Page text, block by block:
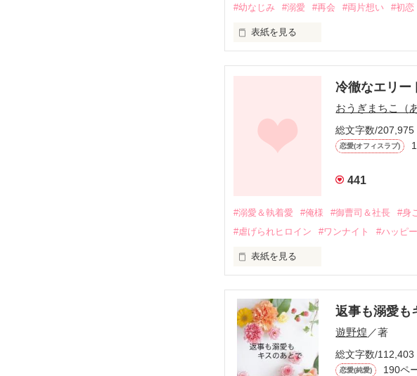
#幼なじみ #溺愛 #再会 #両片想い #初恋
表紙を見る
しかし、ある出来事をきっかけに二人
関係修復もできないまま、美桜は両親
引っ越すことになり、哲平とも離れ離
そして、ひょんなことから
酔った勢いで一夜を共にしてしまった
さらに、美桜が初めてだと知った哲平は
甘やかしてくる。
そんなある日、哲平は美桜がストーカ
遭っていることを知る。
美桜を守るため、哲平は同居を提案
冷徹なエリー
おうぎまちこ（
総文字数/207,975
恋愛(オフィスラブ)
441
#溺愛＆執着愛 #俺様 #御曹司＆社長 #身
#虐げられヒロイン
#ワンナイト #ハッピ
表紙を見る
帰国後、美桜は新しい職場でワンナ
も関わらず、一族を離れて起業した
人だったのだ――！
なぜか恭司から飼い猫の世話係を命
返事も溺愛も
遊野煌 ／著
総文字数/112,403
恋愛(純愛) 190ペ